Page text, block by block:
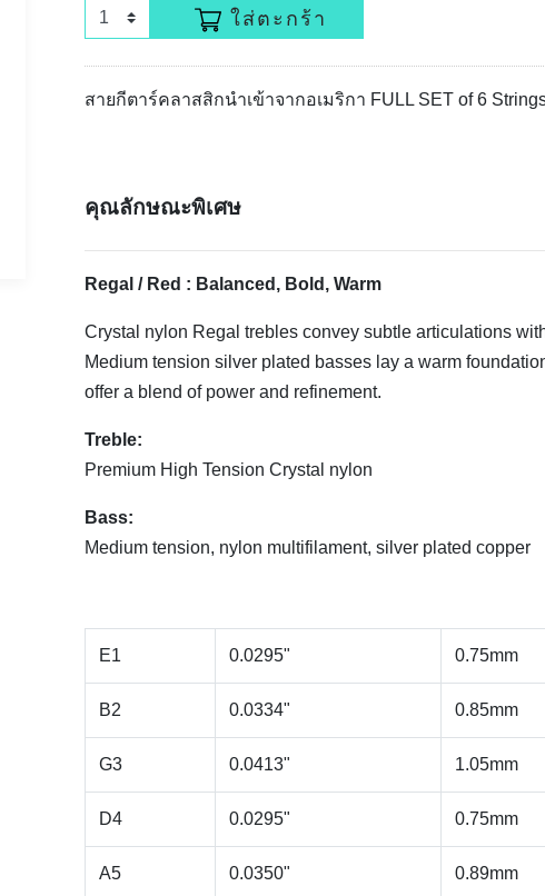
ใส่ตะกร้า
สายกีตาร์คลาสสิกนำเข้าจากอเมริกา FULL SET of 6
คุณลักษณะพิเศษ
Regal / Red : Balanced, Bold, Warm
Crystal nylon Regal trebles convey subtle articulations
Medium tension silver plated basses lay a warm
offer a blend of power and refinement.
Treble:
Premium High Tension Crystal nylon
Bass:
Medium tension, nylon multifilament, silver plated copper
E1 0.0295" 0.75mm
B2 0.0334" 0.85mm
G3 0.0413" 1.05mm
D4 0.0295" 0.75mm
A5 0.0350" 0.89mm